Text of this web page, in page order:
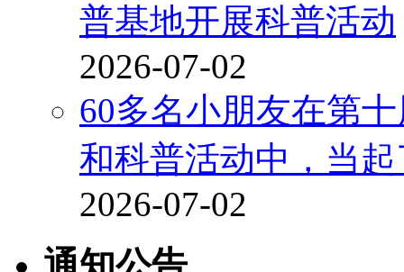
普基地开展科普活动
2026-07-02
60多名小朋友在第
和科普活动中，当
2026-07-02